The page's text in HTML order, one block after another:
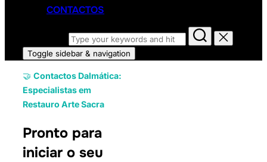
CONTACTOS
Toggle sidebar & navigation
🤝 Contactos Dalmática:
Especialistas em
Restauro Arte Sacra
Pronto para
iniciar o seu